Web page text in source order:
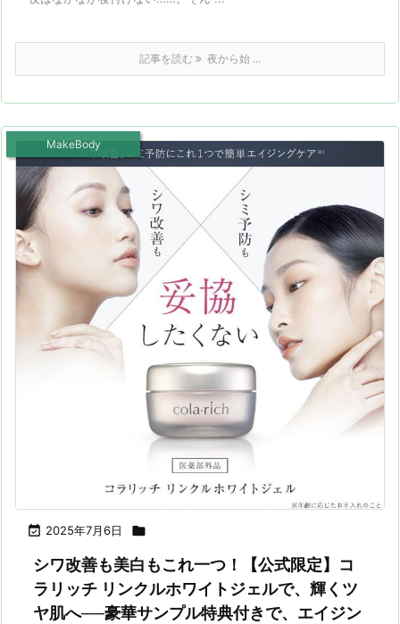
記事を読む 夜から始 ...
 2025年7月6日 
MakeBody
シワ改善も美白もこれ一つ！【公式限定】コ
ラリッチ リンクルホワイトジェルで、輝くツ
ヤ肌へ──豪華サンプル特典付きで、エイジン